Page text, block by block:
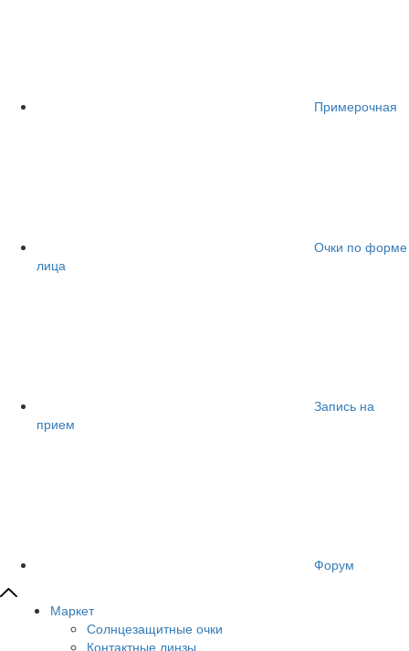
Примерочная
Очки по форме
лица
Запись на
прием
Форум
Маркет
Солнцезащитные очки
Контактные линзы